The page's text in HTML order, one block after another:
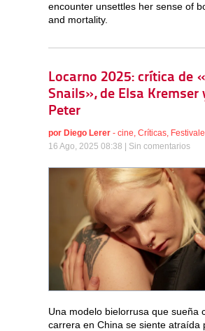
encounter unsettles her sense of
and mortality.
Locarno 2025: crítica de
Snails», de Elsa Kremser
Peter
por Diego Lerer - cine, Críticas,
16 Ago, 2025 08:38 | Sin comentarios
Una modelo bielorrusa que sueña
carrera en China se siente atraída